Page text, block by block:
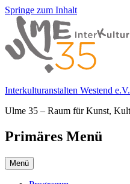
Springe zum Inhalt
Interkulturanstalten Westend e.V.
Ulme 35 – Raum für Kunst,
Primäres Menü
Menü